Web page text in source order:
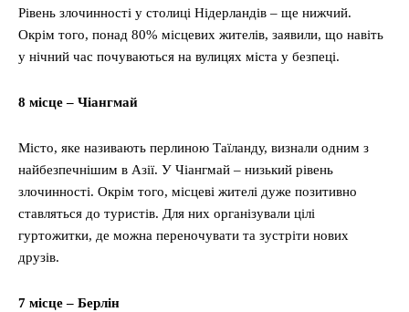
Рівень злочинності у столиці Нідерландів – ще нижчий.
Окрім того, понад 80% місцевих жителів, заявили, що навіть
у нічний час почуваються на вулицях міста у безпеці.
8 місце – Чіангмай
Місто, яке називають перлиною Таїланду, визнали одним з
найбезпечнішим в Азії. У Чіангмай – низький рівень
злочинності. Окрім того, місцеві жителі дуже позитивно
ставляться до туристів. Для них організували цілі
гуртожитки, де можна переночувати та зустріти нових
друзів.
7 місце – Берлін